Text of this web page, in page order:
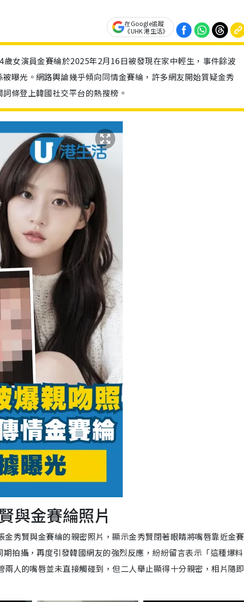
在Google追蹤
《UHK 港生活》
女演員金賽綸於2025年2月16日被發現在家中輕生，事件餘波
曝光。網路輿論幾乎傾向同情金賽綸，許多網友開始質疑金秀
條登上韓國社交平台的熱搜榜。
與金賽綸照片
秀賢與金賽綸的親密照片，顯示金秀賢閉著眼睛將嘴唇靠近金賽
拍攝，再度引發韓國網友的強烈反應，紛紛留言表示「這種爆料
人的嘴唇並未直接觸碰到，但二人舉止顯得十分親密，相片隨即